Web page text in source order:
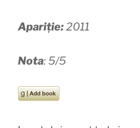
Apariție:2011
Nota: 5/5